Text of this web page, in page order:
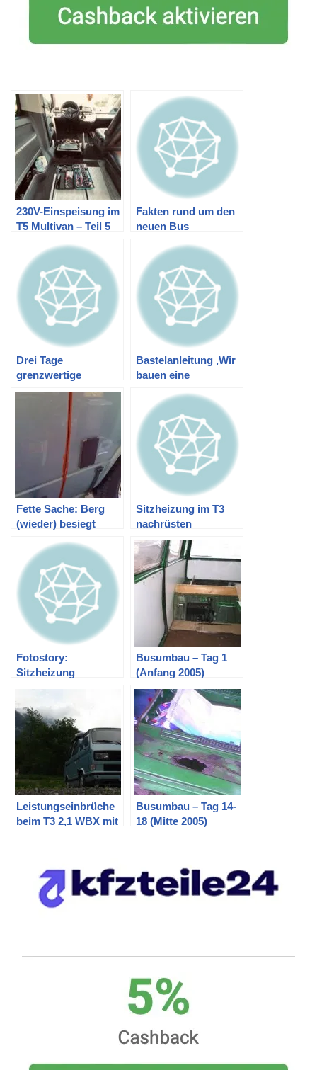
230V-Einspeisung im
T5 Multivan – Teil 5
Innenraum)
Fakten rund um den
neuen Bus
Drei Tage
grenzwertige
Hygiene
Bastelanleitung ‚Wir
bauen eine
T3 ein‘
Fette Sache: Berg
(wieder) besiegt
Sitzheizung im T3
nachrüsten
Fotostory:
Sitzheizung
einbauen T3 – Teil 1
Busumbau – Tag 1
(Anfang 2005)
Leistungseinbrüche
beim T3 2,1 WBX mit
Busumbau – Tag 14-
18 (Mitte 2005)